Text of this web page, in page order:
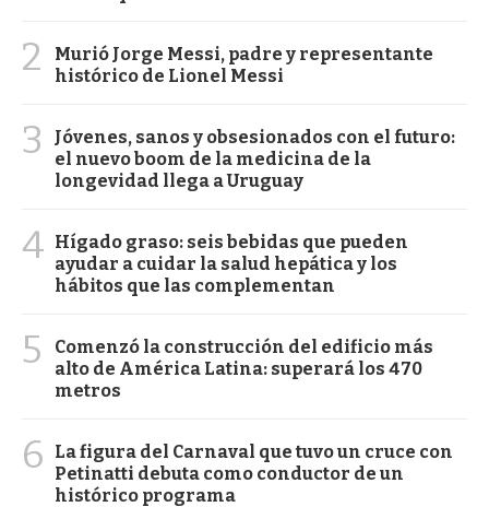
2
Murió Jorge Messi, padre y representante
histórico de Lionel Messi
3
Jóvenes, sanos y obsesionados con el futuro:
el nuevo boom de la medicina de la
longevidad llega a Uruguay
4 Hígado graso: seis bebidas que pueden
ayudar a cuidar la salud hepática y los
hábitos que las complementan
5
Comenzó la construcción del edificio más
alto de América Latina: superará los 470
metros
6
La figura del Carnaval que tuvo un cruce con
Petinatti debuta como conductor de un
histórico programa